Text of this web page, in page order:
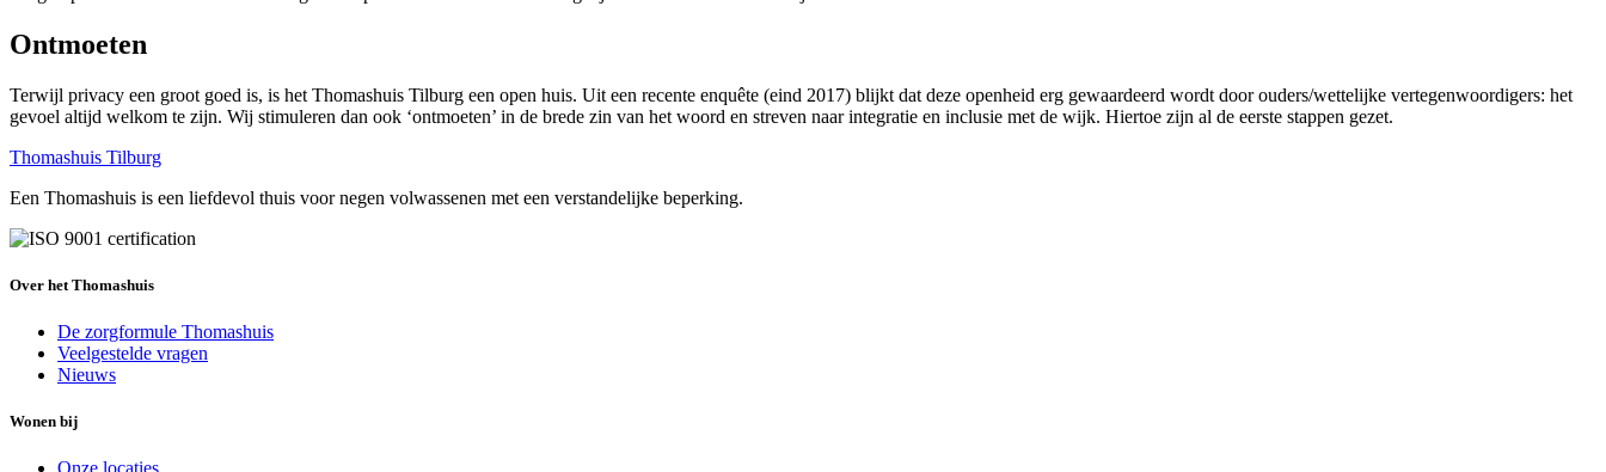
Ontmoeten
Terwijl privacy een groot goed is, is het Thomashuis Tilburg een open huis. Uit een recente enquête (eind 2017) blijkt dat deze openheid erg gewaardeerd wordt door ouders/wettelijke vertegenwoordigers: het
gevoel altijd welkom te zijn. Wij stimuleren dan ook ‘ontmoeten’ in de brede zin van het woord en streven naar integratie en inclusie met de wijk. Hiertoe zijn al de eerste stappen gezet.
Thomashuis Tilburg
Een Thomashuis is een liefdevol thuis voor negen volwassenen met een verstandelijke beperking.
Over het Thomashuis
De zorgformule Thomashuis
Veelgestelde vragen
Nieuws
Wonen bij